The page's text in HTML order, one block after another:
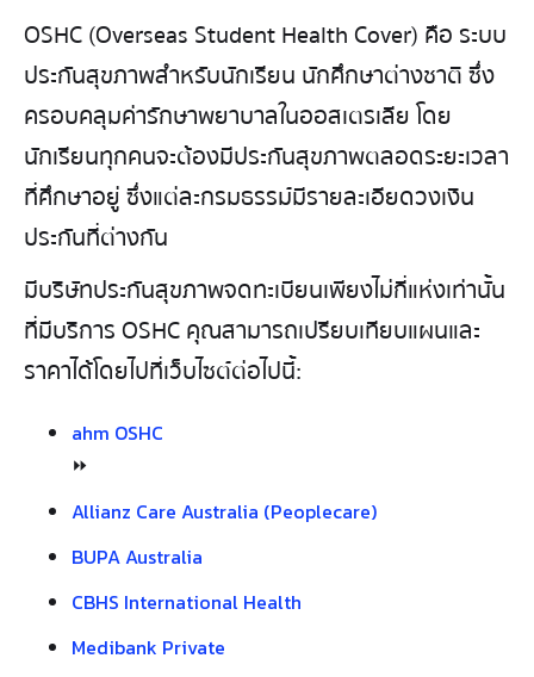
OSHC (Overseas Student Health Cover) คือ ระบบ
ประกันสุขภาพสำหรับนักเรียน นักศึกษาต่างชาติ ซึ่ง
ครอบคลุมค่ารักษาพยาบาลในออสเตรเลีย โดย
นักเรียนทุกคนจะต้องมีประกันสุขภาพตลอดระยะเวลา
ที่ศึกษาอยู่ ซึ่งแต่ละกรมธรรม์มีรายละเอียดวงเงิน
ประกันที่ต่างกัน
มีบริษัทประกันสุขภาพจดทะเบียนเพียงไม่กี่แห่งเท่านั้น
ที่มีบริการ OSHC คุณสามารถเปรียบเทียบแผนและ
ราคาได้โดยไปที่เว็บไซต์ต่อไปนี้:
ahm OSHC
⏩
Allianz Care Australia (Peoplecare)
BUPA Australia
CBHS International Health
Medibank Private